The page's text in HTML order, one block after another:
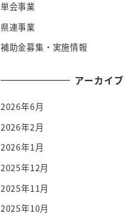
単会事業
県連事業
補助金募集・実施情報
アーカイブ
2026年6月
2026年2月
2026年1月
2025年12月
2025年11月
2025年10月